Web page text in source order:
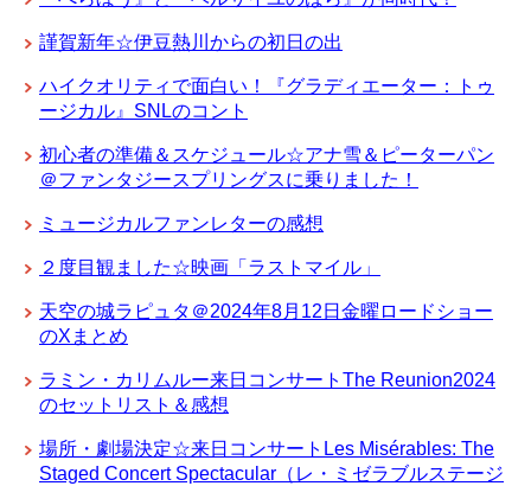
謹賀新年☆伊豆熱川からの初日の出
ハイクオリティで面白い！『グラディエーター：トゥ
ージカル』SNLのコント
初心者の準備＆スケジュール☆アナ雪＆ピーターパン
＠ファンタジースプリングスに乗りました！
ミュージカルファンレターの感想
２度目観ました☆映画「ラストマイル」
天空の城ラピュタ＠2024年8月12日金曜ロードショー
のXまとめ
ラミン・カリムルー来日コンサートThe Reunion2024
のセットリスト＆感想
場所・劇場決定☆来日コンサートLes Misérables: The
Staged Concert Spectacular（レ・ミゼラブルステージ